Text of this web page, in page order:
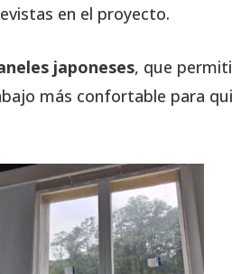
en el proyecto.
japoneses, que
más confortable para